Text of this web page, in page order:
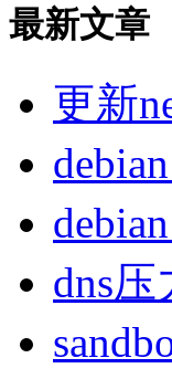
最新文章
更新
dns